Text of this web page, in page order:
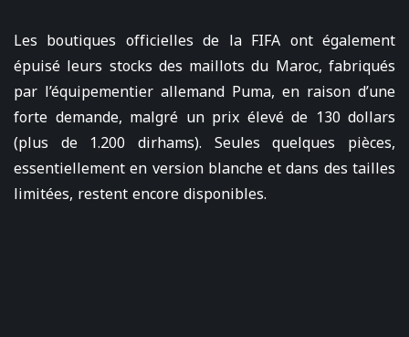
Les boutiques officielles de la FIFA ont également
épuisé leurs stocks des maillots du Maroc, fabriqués
par l’équipementier allemand Puma, en raison d’une
forte demande, malgré un prix élevé de 130 dollars
(plus de 1.200 dirhams). Seules quelques pièces,
essentiellement en version blanche et dans des tailles
limitées, restent encore disponibles.